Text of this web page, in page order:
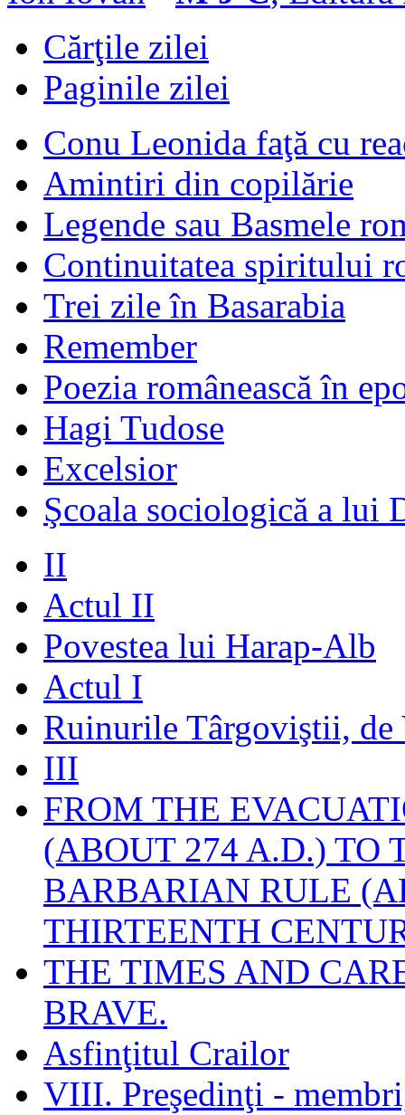
Cărţile zilei
Paginile zilei
Conu Leonida faţă cu
Amintiri din copilărie
Legende sau Basmele
Continuitatea spiritului
Trei zile în Basarabia
Remember
Poezia românească în
Hagi Tudose
Excelsior
Şcoala sociologică a lui
II
Actul II
Povestea lui Harap-Alb
Actul I
Ruinurile Târgoviştii, de
III
FROM THE
(ABOUT 274 A.D.) TO
BARBARIAN RULE
THIRTEENTH
THE TIMES AND
BRAVE.
Asfinţitul Crailor
VIII. Preşedinţi -